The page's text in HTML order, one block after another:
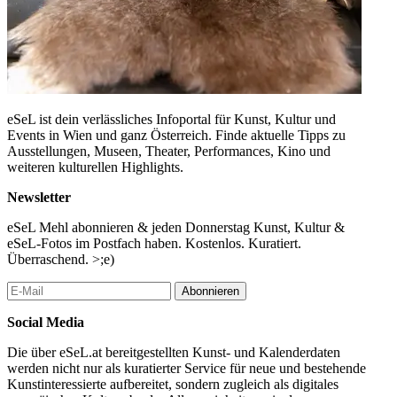
eSeL ist dein verlässliches Infoportal für Kunst, Kultur und
Events in Wien und ganz Österreich. Finde aktuelle Tipps zu
Ausstellungen, Museen, Theater, Performances, Kino und
weiteren kulturellen Highlights.
Newsletter
eSeL Mehl abonnieren & jeden Donnerstag Kunst, Kultur &
eSeL-Fotos im Postfach haben. Kostenlos. Kuratiert.
Überraschend. >;e)
Abonnieren
Social Media
Die über eSeL.at bereitgestellten Kunst- und Kalenderdaten
werden nicht nur als kuratierter Service für neue und bestehende
Kunstinteressierte aufbereitet, sondern zugleich als digitales